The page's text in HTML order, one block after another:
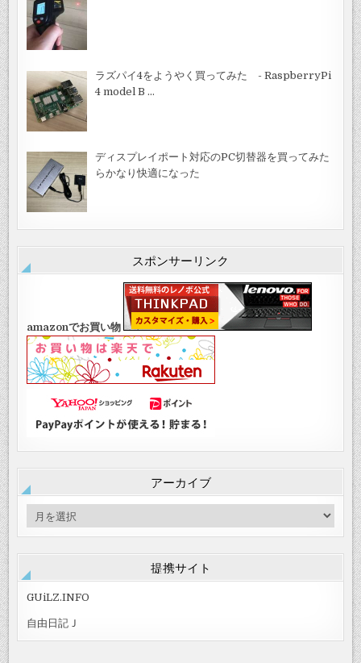
ラズパイ4をようやく買ってみた - RaspberryPi
4 model B …
ディスプレイポート対応のPC切替器を買ってみた
らかなり快適になった
スポンサーリンク
amazonでお買い物
アーカイブ
ー
ブ
提携サイト
GUiLZ.INFO
自由日記Ｊ